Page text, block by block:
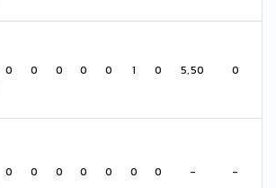
0 0 0 0 0 1 0 5,50 0
0 0 0 0 0 0 0 - -